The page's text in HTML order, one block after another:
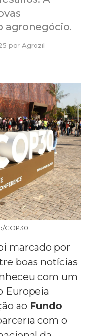
agronegócio.
por Agrozil
COP30
marcado por
boas notícias
com um
Europeia
ao Fundo
com o